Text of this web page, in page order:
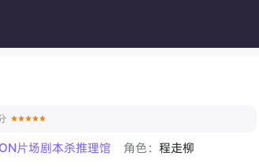
片场剧本杀推理馆 角色： 程走柳